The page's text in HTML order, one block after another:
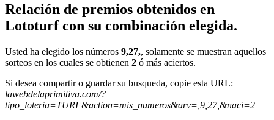
Relación de premios obtenidos en
Lototurf con su combinación elegida.
Usted ha elegido los números 9,27,, solamente se muestran aquellos
sorteos en los cuales se obtienen 2 ó más aciertos.
Si desea compartir o guardar su busqueda, copie esta URL:
lawebdelaprimitiva.com/?
tipo_loteria=TURF&action=mis_numeros&arv=,9,27,&naci=2